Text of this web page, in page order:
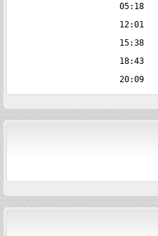
05:18
12:01
15:38
18:43
20:09